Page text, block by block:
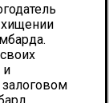
хищении
и